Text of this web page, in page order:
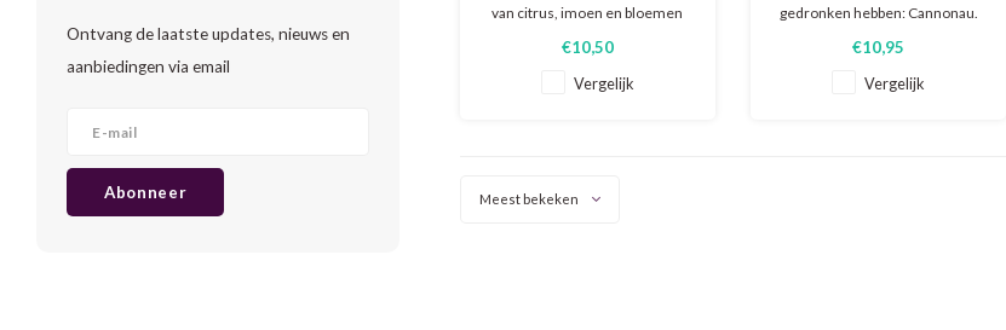
Ontvang de laatste updates, nieuws en
aanbiedingen via email
Abonneer
van citrus, imoen en bloemen
klein bittertje in de afdronk.
€10,50
Vergelijk
gedronken hebben: Cannonau.
lichte zuren die de alcohol
ondersteunen. De wijn heeft
€10,95
Vergelijk
Meest bekeken